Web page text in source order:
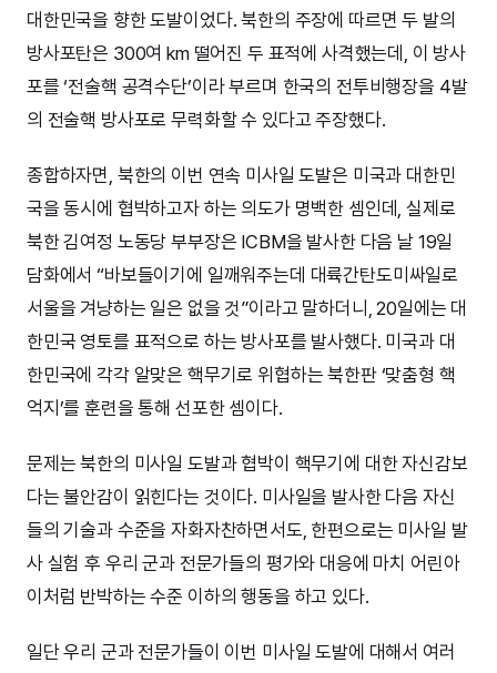
대한민국을 향한 도발이었다. 북한의 주장에 따르면 두 발의
방사포탄은 300여 km 떨어진 두 표적에 사격했는데, 이 방사
포를 ‘전술핵 공격수단’이라 부르며 한국의 전투비행장을 4발
의 전술핵 방사포로 무력화할 수 있다고 주장했다.
종합하자면, 북한의 이번 연속 미사일 도발은 미국과 대한민
국을 동시에 협박하고자 하는 의도가 명백한 셈인데, 실제로
북한 김여정 노동당 부부장은 ICBM을 발사한 다음 날 19일
담화에서 “바보들이기에 일깨워주는데 대륙간탄도미싸일로
서울을 겨냥하는 일은 없을 것”이라고 말하더니, 20일에는 대
한민국 영토를 표적으로 하는 방사포를 발사했다. 미국과 대
한민국에 각각 알맞은 핵무기로 위협하는 북한판 ‘맞춤형 핵
억지’를 훈련을 통해 선포한 셈이다.
문제는 북한의 미사일 도발과 협박이 핵무기에 대한 자신감보
다는 불안감이 읽힌다는 것이다. 미사일을 발사한 다음 자신
들의 기술과 수준을 자화자찬하면서도, 한편으로는 미사일 발
사 실험 후 우리 군과 전문가들의 평가와 대응에 마치 어린아
이처럼 반박하는 수준 이하의 행동을 하고 있다.
일단 우리 군과 전문가들이 이번 미사일 도발에 대해서 여러